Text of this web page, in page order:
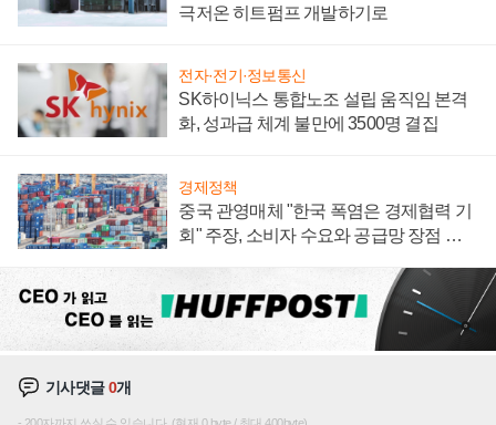
극저온 히트펌프 개발하기로
전자·전기·정보통신
SK하이닉스 통합노조 설립 움직임 본격
화, 성과급 체계 불만에 3500명 결집
경제정책
중국 관영매체 "한국 폭염은 경제협력 기
회" 주장, 소비자 수요와 공급망 장점 강
기사댓글0개
200자까지 쓰실 수 있습니다. (현재 0 byte / 최대 400byte)